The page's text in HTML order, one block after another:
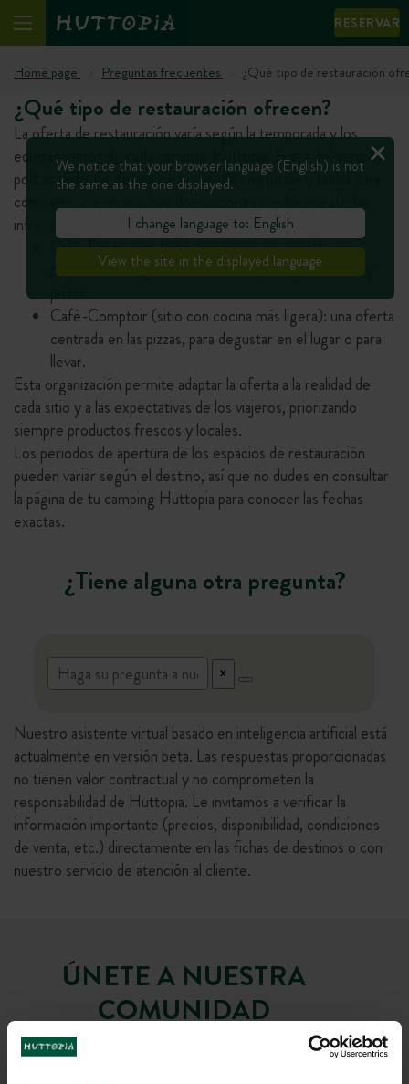
RESERVAR
Home page Preguntas frecuentes ¿Qué tipo de restauración
¿Qué tipo de restauración ofrecen?
La oferta de restauración varía según la temporada y los
equipamientos de cada camping Huttopia. Fuera del verano,
podrás disfrutar de una carta sencilla con pizzas y tablas para
compartir. En verano, hay dos opciones posibles según las
infraestructuras de cada camping:
Café-Restaurant (sitio con cocina equipada): una
pequeña carta gourmet con 2 o 3 platos, ensaladas y
pizzas.
Café-Comptoir (sitio con cocina más ligera): una oferta
centrada en las pizzas, para degustar en el lugar o para
llevar.
Esta organización permite adaptar la oferta a la realidad de
cada sitio y a las expectativas de los viajeros, priorizando
siempre productos frescos y locales.
Los periodos de apertura de los espacios de restauración
pueden variar según el destino, así que no dudes en consultar
la página de tu camping Huttopia para conocer las fechas
exactas.
¿Tiene alguna otra pregunta?
Nuestro asistente virtual basado en inteligencia artificial está
actualmente en versión beta. Las respuestas proporcionadas
no tienen valor contractual y no comprometen la
responsabilidad de Huttopia. Le invitamos a verificar la
información importante (precios, disponibilidad, condiciones
de venta, etc.) directamente en las fichas de destinos o con
nuestro servicio de atención al cliente.
We notice that your browser language (English) is not
the same as the one displayed.
I change language to: English
View the site in the displayed language
ÚNETE A NUESTRA
COMUNIDAD
¡Para ser el primero en conocer las novedades y
ofertas promocionales de Huttopia!